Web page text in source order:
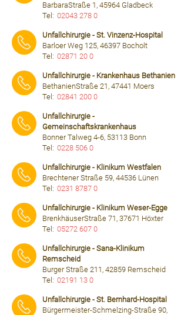
BarbaraStraße 1, 45964 Gladbeck
Tel: 02043 278 0
Unfallchirurgie - St. Vinzenz-Hospital
Barloer Weg 125, 46397 Bocholt
Tel: 02871 20 0
Unfallchirurgie - Krankenhaus Bethanien
BethanienStraße 21, 47441 Moers
Tel: 02841 200 0
Unfallchirurgie -
Gemeinschaftskrankenhaus
Bonner Talweg 4-6, 53113 Bonn
Tel: 0228 506 0
Unfallchirurgie - Klinikum Westfalen
Brechtener Straße 59, 44536 Lünen
Tel: 0231 8787 0
Unfallchirurgie - Klinikum Weser-Egge
BrenkhäuserStraße 71, 37671 Höxter
Tel: 05272 607 0
Unfallchirurgie - Sana-Klinikum
Remscheid
Burger Straße 211, 42859 Remscheid
Tel: 02191 13 0
Unfallchirurgie - St. Bernhard-Hospital
Bürgermeister-Schmelzing-Straße 90,